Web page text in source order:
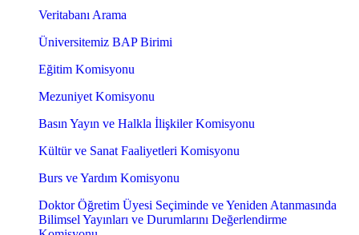
Veritabanı Arama
Üniversitemiz BAP Birimi
Eğitim Komisyonu
Mezuniyet Komisyonu
Basın Yayın ve Halkla İlişkiler Komisyonu
Kültür ve Sanat Faaliyetleri Komisyonu
Burs ve Yardım Komisyonu
Doktor Öğretim Üyesi Seçiminde ve Yeniden Atanmasında
Bilimsel Yayınları ve Durumlarını Değerlendirme